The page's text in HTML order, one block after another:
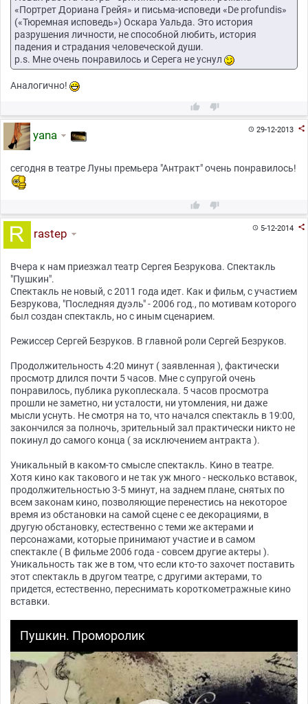
«Портрет Дориана Грейя» и письма-исповеди «De profundis»
(«Тюремная исповедь») Оскара Уальда. Это история
разрушения личности, не способной любить, история
падения и страдания человеческой души.
p.s. Мне очень понравилось и Серега не уснул
Аналогично!
 
29-12-2013 
yana
сегодня в театре Луны премьера "Антракт" очень понравилось!
 
5-12-2014 
rastep
Вчера к нам приезжал театр Сергея Безрукова. Спектакль
"Пушкин".
Спектакль не новый, с 2011 года идет. Как и фильм, с участием
Безрукова, "Последняя дуэль" - 2006 год., по мотивам которого
был создан спектакль, но с иным сценарием.
Режиссер Сергей Безруков. В главной роли Сергей Безруков.
Продолжительность 4:20 минут ( заявленная ), фактически
просмотр длился почти 5 часов. Мне с супругой очень
понравилось, публика рукоплескала. 5 часов просмотра
прошли не заметно, ни усталости, ни утомления, ни даже
мысли уснуть. Не смотря на то, что начался спектакль в 19:00,
закончился за полночь, зрительный зал практически никто не
покинул до самого конца ( за исключением антракта ).
Уникальный в каком-то смысле спектакль. Кино в театре.
Хотя кино как такового и не так уж много - несколько вставок,
продолжительностью 3-5 минут, на заднем плане, снятых по
всем законам кино, позволяющие перенестись на некоторое
время из обстановки на самой сцене с ее декорациями, в
другую обстановку, естественно с теми же актерами и
персонажами, которые принимают участие и в самом
спектакле ( В фильме 2006 года - совсем другие актеры ).
Уникальность так же в том, что если кто-то захочет поставить
этот спектакль в другом театре, с другими актерами, то
придется, естественно, переснимать короткометражные кино
вставки.
Пушкин. Проморолик